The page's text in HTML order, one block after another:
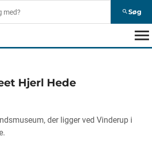
search Søg
menu
Hjerl Hede
der ligger ved Vinderup i